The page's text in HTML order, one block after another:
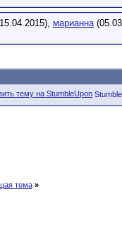
марианна
тема »